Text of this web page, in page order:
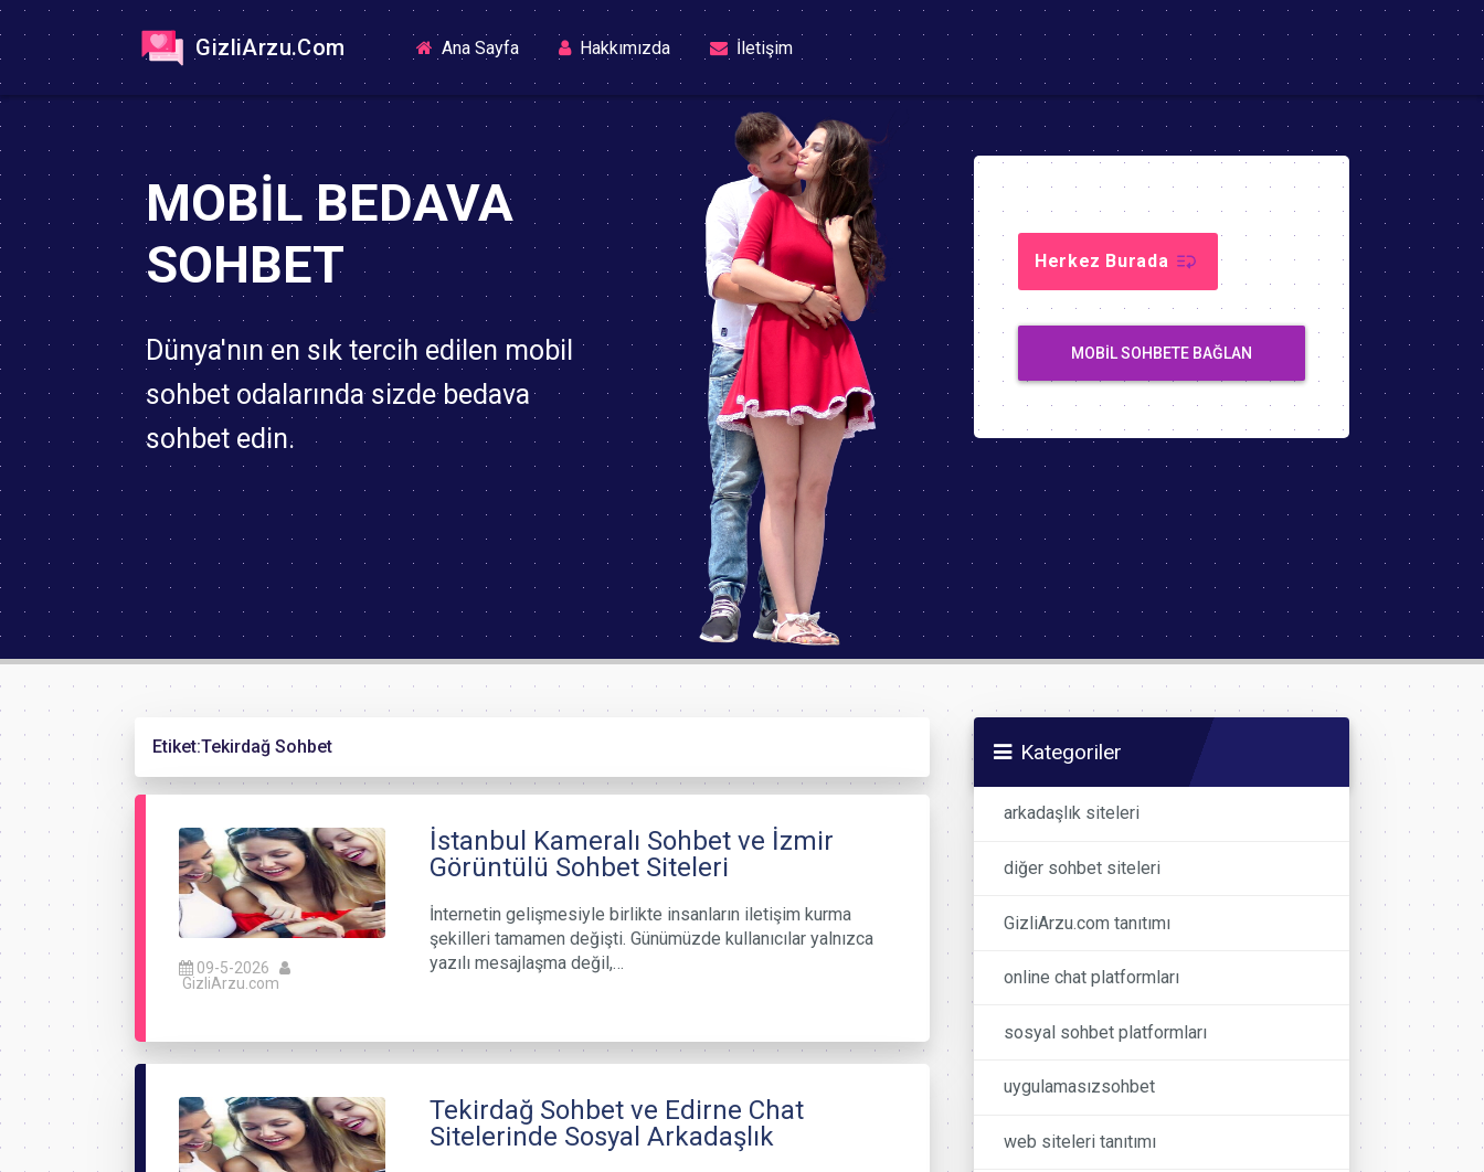
GizliArzu.Com Ana Sayfa(current)Hakkımızda İletişim
MOBIL BEDAVA
SOHBET
Dünya'nın en sık tercih edilen mobil
sohbet odalarında sizde bedava
sohbet edin.
Herkez Burada
MOBIL SOHBETE BAĞLAN
Etiket:Tekirdağ Sohbet
09-5-2026
GizliArzu.com
İstanbul Kameralı Sohbet ve İzmir
Görüntülü Sohbet Siteleri
İnternetin gelişmesiyle birlikte insanların iletişim kurma
şekilleri tamamen değişti. Günümüzde kullanıcılar yalnızca
yazılı mesajlaşma değil,…
Tekirdağ Sohbet ve Edirne Chat
Sitelerinde Sosyal Arkadaşlık
Kategoriler
arkadaşlık siteleri
diğer sohbet siteleri
GizliArzu.com tanıtımı
online chat platformları
sosyal sohbet platformları
uygulamasızsohbet
web siteleri tanıtımı